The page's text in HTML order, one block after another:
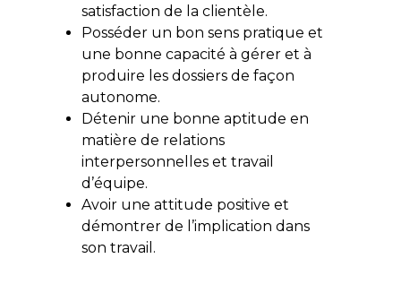
satisfaction de la clientèle.
Posséder un bon sens pratique et
une bonne capacité à gérer et à
produire les dossiers de façon
autonome.
Détenir une bonne aptitude en
matière de relations
interpersonnelles et travail
d’équipe.
Avoir une attitude positive et
démontrer de l’implication dans
son travail.